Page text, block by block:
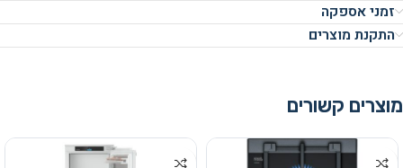
זמני אספקה
התקנת מוצרים
מוצרים קשורים